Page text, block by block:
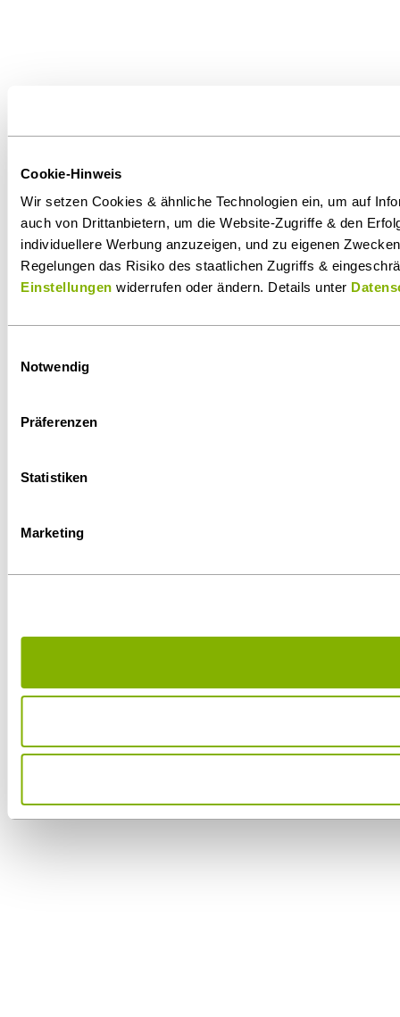
Cookie-Hinweis
Wir setzen Cookies & ähnliche Technologien ein, um auf
auch von Drittanbietern, um die Website-Zugriffe & den
individuellere Werbung anzuzeigen, und zu eigenen
Regelungen das Risiko des staatlichen Zugriffs &
Einstellungen widerrufen oder ändern. Details unter
Notwendig
Präferenzen
Statistiken
Marketing